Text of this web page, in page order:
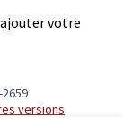
votre
versions